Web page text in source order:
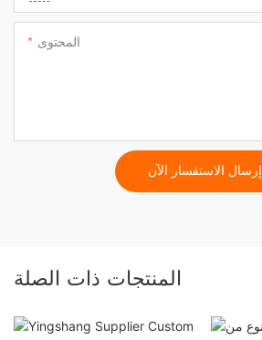
المحتوى
إرسال الاستفسار الآن
المنتجات ذات الصلة